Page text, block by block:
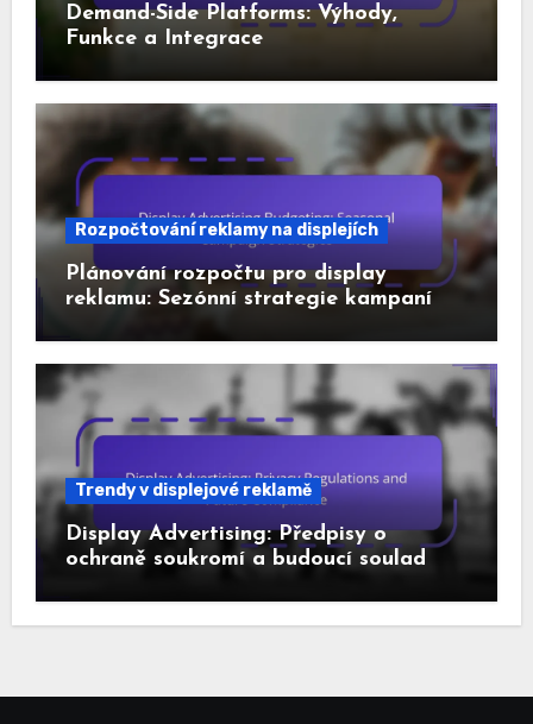
Demand-Side Platforms: Výhody,
Funkce a Integrace
Rozpočtování reklamy na displejích
Plánování rozpočtu pro display
reklamu: Sezónní strategie kampaní
Trendy v displejové reklamě
Display Advertising: Předpisy o
ochraně soukromí a budoucí soulad